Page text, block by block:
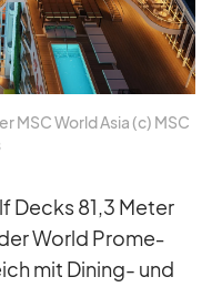
MSC World Asia (c) MSC
Decks 81,3 Me­ter
World Pro­me­
mit Di­ning- und